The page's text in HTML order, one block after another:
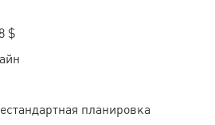
$
планировка